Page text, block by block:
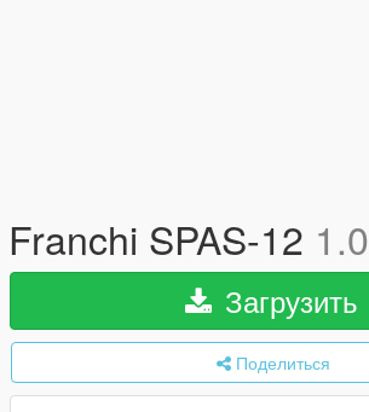
Franchi SPAS-12 1.0
Загрузить
Поделиться